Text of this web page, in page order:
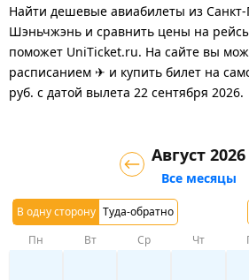
Найти дешевые авиабилеты из Санкт-
Шэньчжэнь и сравнить цены на
поможет UniTicket.ru. На сайте вы
расписанием ✈ и купить билет на
руб. с датой вылета 22 сентября 2026.
В одну сторону Туда-обратно
Август 2026
Все месяцы
Пн Вт Ср Чт